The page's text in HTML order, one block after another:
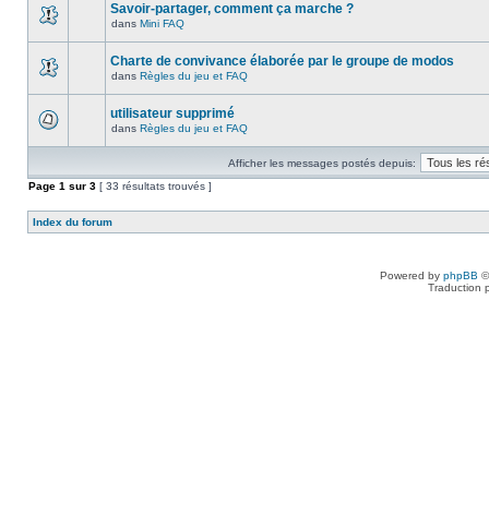
Savoir-partager, comment ça marche ?
dans Mini FAQ
Charte de convivance élaborée par le groupe de modos
dans Règles du jeu et FAQ
utilisateur supprimé
dans Règles du jeu et FAQ
Afficher les messages postés depuis:
Page 1 sur 3 [ 33 résultats trouvés ]
Index du forum
Powered by phpBB
Traduction